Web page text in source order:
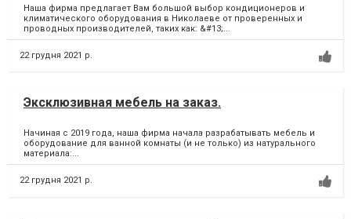
Наша фирма предлагает Вам большой выбор кондиционеров и
климатического оборудования в Николаеве от проверенных и
проводных производителей, таких как: &#13;...
22 грудня 2021 р.
Эксклюзивная мебель на заказ.
Начиная с 2019 года, наша фирма начала разрабатывать мебель и
оборудование для ванной комнаты (и не только) из натурального
материала:...
22 грудня 2021 р.